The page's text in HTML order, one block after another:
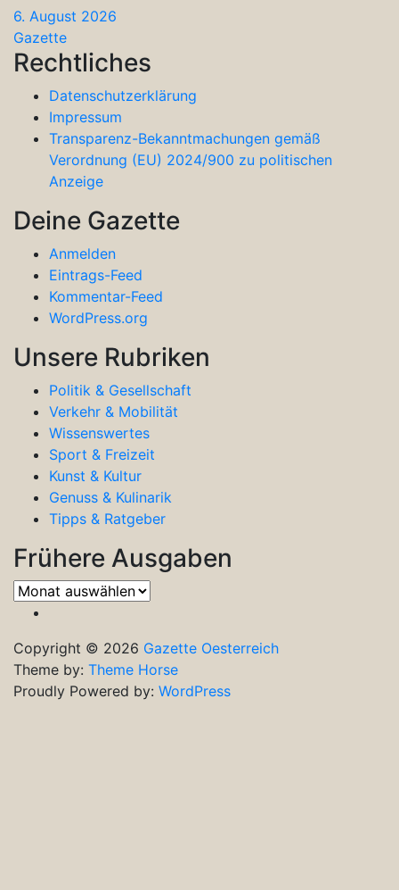
6. August 2026
Gazette
Rechtliches
Datenschutzerklärung
Impressum
Transparenz-Bekanntmachungen gemäß
Verordnung (EU) 2024/900 zu politischen
Anzeige
Deine Gazette
Anmelden
Eintrags-Feed
Kommentar-Feed
WordPress.org
Unsere Rubriken
Politik & Gesellschaft
Verkehr & Mobilität
Wissenswertes
Sport & Freizeit
Kunst & Kultur
Genuss & Kulinarik
Tipps & Ratgeber
Frühere Ausgaben
Frühere
Ausgaben
Copyright © 2026 Gazette Oesterreich
Theme by: Theme Horse
Proudly Powered by: WordPress